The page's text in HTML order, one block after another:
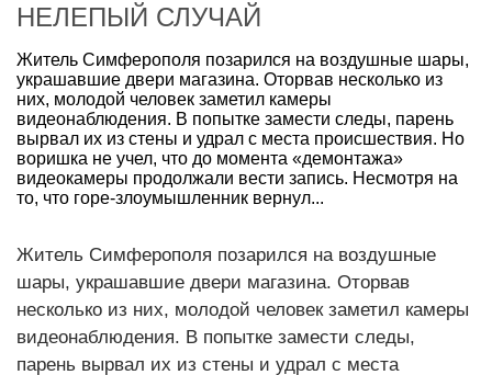
НЕЛЕПЫЙ СЛУЧАЙ
Житель Симферополя позарился на воздушные шары,
украшавшие двери магазина. Оторвав несколько из
них, молодой человек заметил камеры
видеонаблюдения. В попытке замести следы, парень
вырвал их из стены и удрал с места происшествия. Но
воришка не учел, что до момента «демонтажа»
видеокамеры продолжали вести запись. Несмотря на
то, что горе-злоумышленник вернул...
Житель Симферополя позарился на воздушные
шары, украшавшие двери магазина. Оторвав
несколько из них, молодой человек заметил камеры
видеонаблюдения. В попытке замести следы,
парень вырвал их из стены и удрал с места